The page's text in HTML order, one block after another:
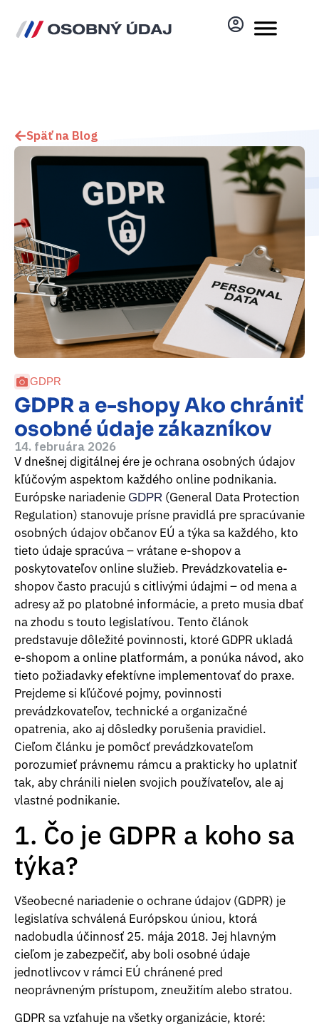
GDPR
GDPR a e-shopy Ako chrániť
osobné údaje zákazníkov
14. februára 2026
Späť na Blog
V dnešnej digitálnej ére je ochrana osobných údajov
kľúčovým aspektom každého online podnikania.
Európske nariadenie GDPR (General Data Protection
Regulation) stanovuje prísne pravidlá pre spracúvanie
osobných údajov občanov EÚ a týka sa každého, kto
tieto údaje spracúva – vrátane e-shopov a
poskytovateľov online služieb. Prevádzkovatelia e-
shopov často pracujú s citlivými údajmi – od mena a
adresy až po platobné informácie, a preto musia dbať
na zhodu s touto legislatívou. Tento článok
predstavuje dôležité povinnosti, ktoré GDPR ukladá
e-shopom a online platformám, a ponúka návod, ako
tieto požiadavky efektívne implementovať do praxe.
Prejdeme si kľúčové pojmy, povinnosti
prevádzkovateľov, technické a organizačné
opatrenia, ako aj dôsledky porušenia pravidiel.
Cieľom článku je pomôcť prevádzkovateľom
porozumieť právnemu rámcu a prakticky ho uplatniť
tak, aby chránili nielen svojich používateľov, ale aj
vlastné podnikanie.
1. Čo je GDPR a koho sa
týka?
Všeobecné nariadenie o ochrane údajov (GDPR) je
legislatíva schválená Európskou úniou, ktorá
nadobudla účinnosť 25. mája 2018. Jej hlavným
cieľom je zabezpečiť, aby boli osobné údaje
jednotlivcov v rámci EÚ chránené pred
neoprávneným prístupom, zneužitím alebo stratou.
GDPR sa vzťahuje na všetky organizácie, ktoré: